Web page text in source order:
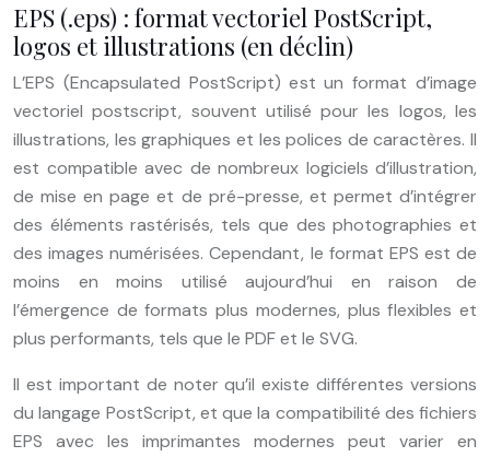
EPS (.eps) : format vectoriel PostScript,
logos et illustrations (en déclin)
L’EPS (Encapsulated PostScript) est un format d’image
vectoriel postscript, souvent utilisé pour les logos, les
illustrations, les graphiques et les polices de caractères. Il
est compatible avec de nombreux logiciels d’illustration,
de mise en page et de pré-presse, et permet d’intégrer
des éléments rastérisés, tels que des photographies et
des images numérisées. Cependant, le format EPS est de
moins en moins utilisé aujourd’hui en raison de
l’émergence de formats plus modernes, plus flexibles et
plus performants, tels que le PDF et le SVG.
Il est important de noter qu’il existe différentes versions
du langage PostScript, et que la compatibilité des fichiers
EPS avec les imprimantes modernes peut varier en